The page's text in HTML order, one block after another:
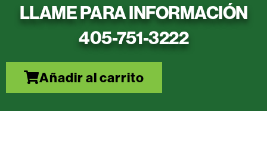
LLAME PARA INFORMACIÓN
405-751-3222
Añadir al carrito